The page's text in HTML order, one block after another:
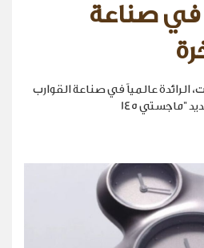
في صناعة
عالمياً في صناعة القوارب
"ماجستي 145